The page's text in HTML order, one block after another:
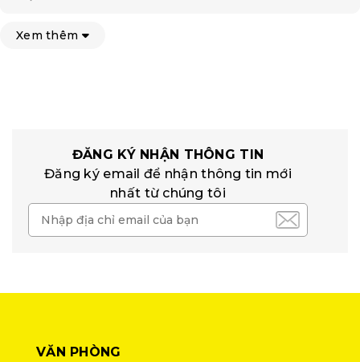
Xem thêm
ĐĂNG KÝ NHẬN THÔNG TIN
Đăng ký email để nhận thông tin mới
nhất từ chúng tôi
VĂN PHÒNG